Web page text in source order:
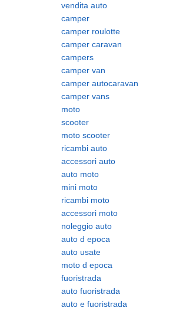
vendita auto
camper
camper roulotte
camper caravan
campers
camper van
camper autocaravan
camper vans
moto
scooter
moto scooter
ricambi auto
accessori auto
auto moto
mini moto
ricambi moto
accessori moto
noleggio auto
auto d epoca
auto usate
moto d epoca
fuoristrada
auto fuoristrada
auto e fuoristrada